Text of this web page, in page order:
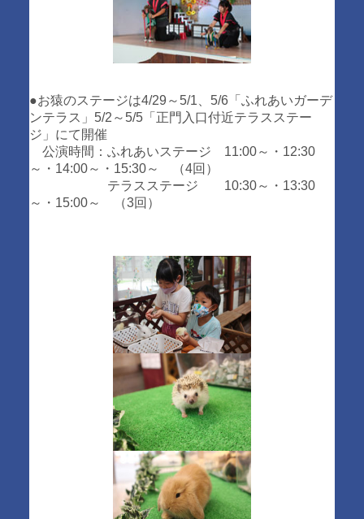
●お猿のステージは4/29～5/1、5/6「ふれあいガーデ
ンテラス」5/2～5/5「正門入口付近テラスステー
ジ」にて開催
公演時間：ふれあいステージ 11:00～・12:30
～・14:00～・15:30～ （4回）
テラスステージ 10:30～・13:30
～・15:00～ （3回）